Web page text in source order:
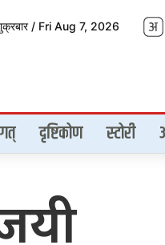
/ Fri Aug 7, 2026
दृष्टिकोण स्टोरी